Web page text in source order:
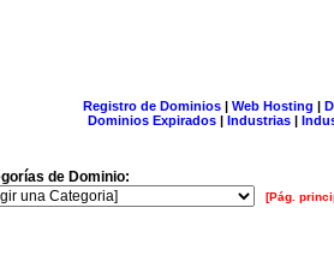
Registro de Dominios| Web Hosting |
Dominios Expirados | Industrias |
de Dominio:
[Pág.